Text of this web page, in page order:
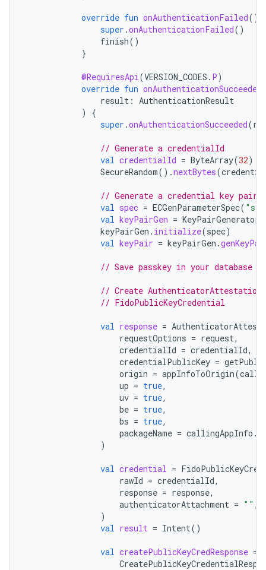
override fun onAuthenticationFailed()
super .onAuthenticationFailed()
finish()
}
@RequiresApi(VERSION_CODES . P)
override fun onAuthenticationSucceeded
result : AuthenticationResult
)
{
super .onAuthenticationSucceeded(
// Generate a credentialId
val credentialId = ByteArray(32)
SecureRandom().nextBytes(
// Generate a credential key pair
val spec = ECGenParameterSpec(
val keyPairGen = KeyPairGenerator
keyPairGen . initialize(spec)
val keyPair = keyPairGen .
// Save passkey in your database
// Create
// FidoPublicKeyCredential
val response =
requestOptions = request,
credentialId = credentialId,
credentialPublicKey =
origin = appInfoToOrigin(
up = true,
uv = true,
be = true,
bs = true,
packageName = callingAppInfo .
)
val credential =
rawId = credentialId,
response = response,
authenticatorAttachment = "" ,
)
val result = Intent()
val createPublicKeyCredResponse =